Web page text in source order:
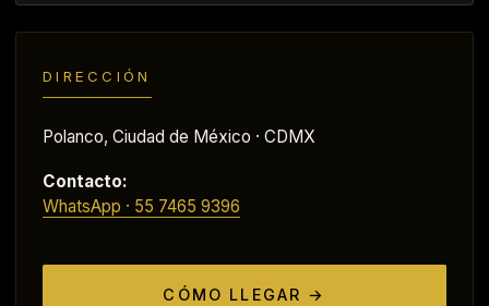
DIRECCIÓN
Polanco, Ciudad de México · CDMX
Contacto:
WhatsApp · 55 7465 9396
CÓMO LLEGAR →